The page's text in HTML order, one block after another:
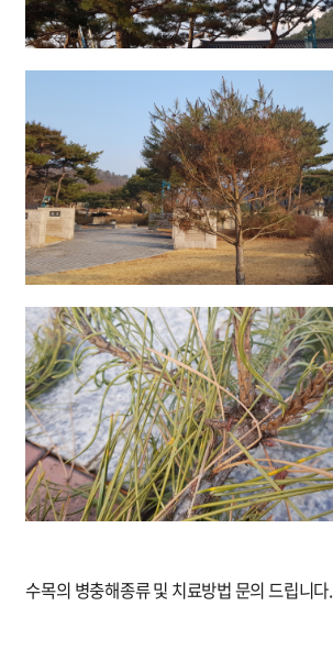
수목의 병충해종류 및 치료방법 문의 드립니다.